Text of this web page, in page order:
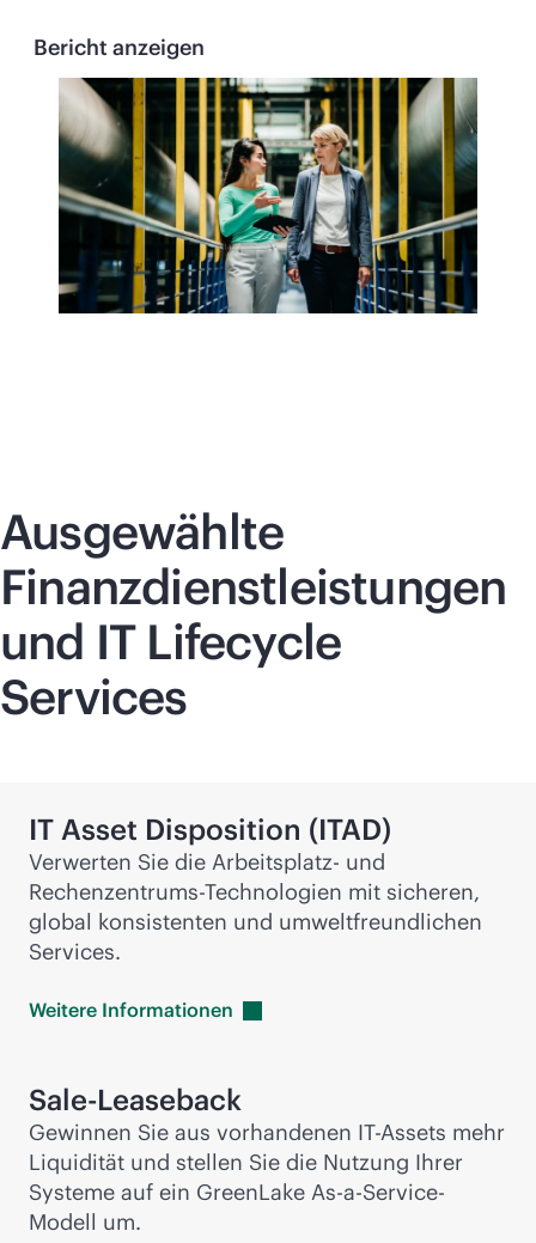
Bericht anzeigen
Ausgewählte
Finanzdienstleistungen
und IT Lifecycle
Services
IT Asset Disposition (ITAD)
Verwerten Sie die Arbeitsplatz- und
Rechenzentrums-Technologien mit sicheren,
global konsistenten und umweltfreundlichen
Services.
Weitere Informationen
Sale-Leaseback
Gewinnen Sie aus vorhandenen IT-Assets mehr
Liquidität und stellen Sie die Nutzung Ihrer
Systeme auf ein GreenLake As-a-Service-
Modell um.